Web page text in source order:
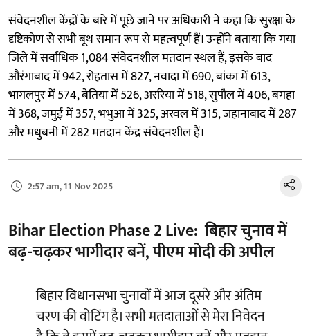
संवेदनशील केंद्रों के बारे में पूछे जाने पर अधिकारी ने कहा कि सुरक्षा के
दृष्टिकोण से सभी बूथ समान रूप से महत्वपूर्ण हैं। उन्होंने बताया कि गया
जिले में सर्वाधिक 1,084 संवेदनशील मतदान स्थल हैं, इसके बाद
औरंगाबाद में 942, रोहतास में 827, नवादा में 690, बांका में 613,
भागलपुर में 574, बेतिया में 526, अररिया में 518, सुपौल में 406, बगहा
में 368, जमुई में 357, भभुआ में 325, अरवल में 315, जहानाबाद में 287
और मधुबनी में 282 मतदान केंद्र संवेदनशील हैं।
2:57 am, 11 Nov 2025
Bihar Election Phase 2 Live: बिहार चुनाव में
बढ़-चढ़कर भागीदार बनें, पीएम मोदी की अपील
बिहार विधानसभा चुनावों में आज दूसरे और अंतिम
चरण की वोटिंग है। सभी मतदाताओं से मेरा निवेदन